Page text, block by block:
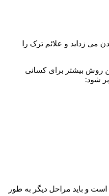
زداید و علائم ترک را
روش بیشتر برای کسانی
شود:
ی ترک اعتیاد است و باید مراحل دیگر به طور